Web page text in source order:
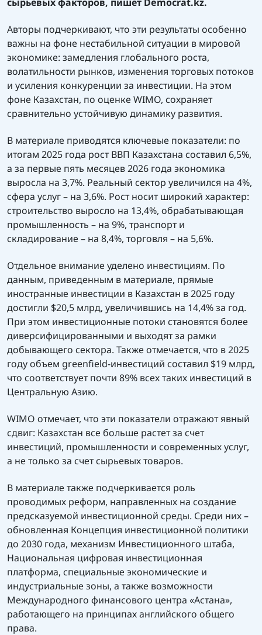
Авторы подчеркивают, что эти результаты особенно
важны на фоне нестабильной ситуации в мировой
экономике: замедления глобального роста,
волатильности рынков, изменения торговых потоков
и усиления конкуренции за инвестиции. На этом
фоне Казахстан, по оценке WIMO, сохраняет
сравнительно устойчивую динамику развития.
В материале приводятся ключевые показатели: по
итогам 2025 года рост ВВП Казахстана составил 6,5%,
а за первые пять месяцев 2026 года экономика
выросла на 3,7%. Реальный сектор увеличился на 4%,
сфера услуг– на 3,6%. Рост носит широкий характер:
строительство выросло на 13,4%, обрабатывающая
промышленность – на 9%, транспорт и
складирование – на 8,4%, торговля – на 5,6%.
Отдельное внимание уделено инвестициям. По
данным, приведенным в материале, прямые
иностранные инвестиции в Казахстан в 2025 году
достигли $20,5 млрд, увеличившись на 14,4% за год.
При этом инвестиционные потоки становятся более
диверсифицированными и выходят за рамки
добывающего сектора. Также отмечается, что в 2025
году объем greenfield-инвестиций составил $19 млрд,
что соответствует почти 89% всех таких инвестиций в
Центральную Азию.
WIMO отмечает, что эти показатели отражаютявный
сдвиг: Казахстан все больше растет за счет
инвестиций, промышленности и современных услуг,
а не только за счет сырьевых товаров.
В материале также подчеркивается роль
проводимых реформ, направленных на создание
предсказуемой инвестиционной среды. Среди них–
обновленная Концепция инвестиционной политики
до 2030 года, механизм Инвестиционного штаба,
Национальная цифровая инвестиционная
платформа, специальные экономические и
индустриальные зоны, а также возможности
Международного финансового центра «Астана»,
работающего на принципах английского общего
права.